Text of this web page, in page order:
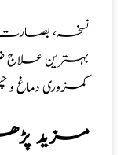
نسخہ،
بہترین
کمزوری دماغ و
مزید